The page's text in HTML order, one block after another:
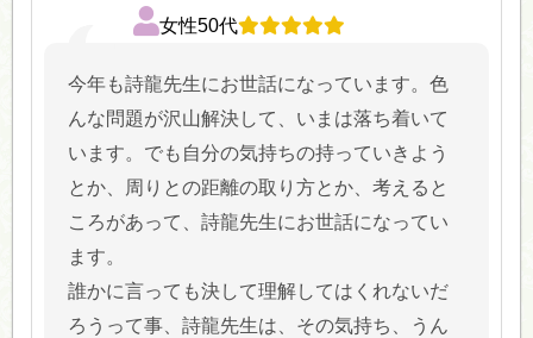
女性50代
今年も詩龍先生にお世話になっています。色
んな問題が沢山解決して、いまは落ち着いて
います。でも自分の気持ちの持っていきよう
とか、周りとの距離の取り方とか、考えると
ころがあって、詩龍先生にお世話になってい
ます。
誰かに言っても決して理解してはくれないだ
ろうって事、詩龍先生は、その気持ち、うん